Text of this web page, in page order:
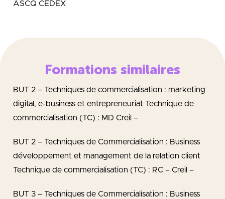
ASCQ CEDEX
Formations similaires
BUT 2 – Techniques de commercialisation : marketing
digital, e-business et entrepreneuriat Technique de
commercialisation (TC) : MD Creil –
BUT 2 – Techniques de Commercialisation : Business
développement et management de la relation client
Technique de commercialisation (TC) : RC – Creil –
BUT 3 – Techniques de Commercialisation : Business